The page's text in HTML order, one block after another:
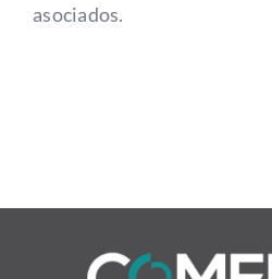
asociados.